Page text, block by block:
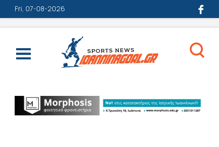
Fri, 07-08-2026